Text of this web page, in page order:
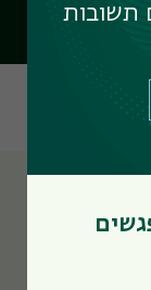
לימוד
תשובות